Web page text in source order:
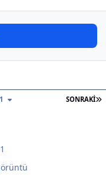
SONRAKI